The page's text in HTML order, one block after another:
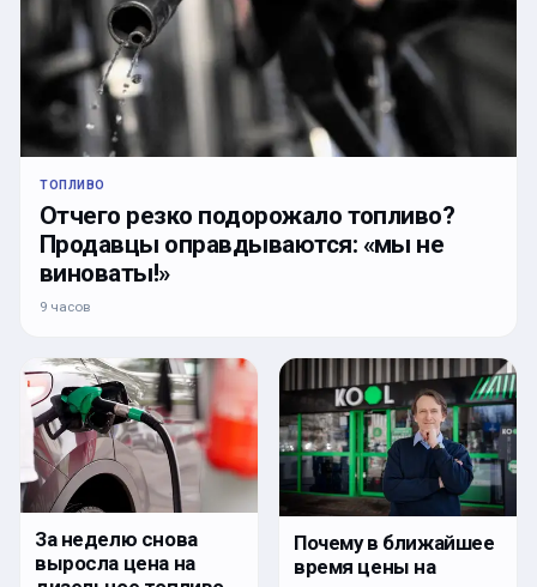
ТОПЛИВО
Отчего резко подорожало топливо?
Продавцы оправдываются: «мы не
виноваты!»
9 часов
За неделю снова
выросла цена на
Почему в ближайшее
время цены на